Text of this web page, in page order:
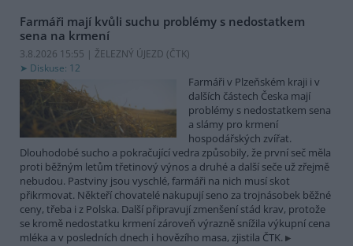
Farmáři mají kvůli suchu problémy s nedostatkem
sena na krmení
3.8.2026 15:55 | ŽELEZNÝ ÚJEZD (ČTK)
Diskuse: 12
Farmáři v Plzeňském kraji i v
dalších částech Česka mají
problémy s nedostatkem sena
a slámy pro krmení
hospodářských zvířat.
Dlouhodobé sucho a pokračující vedra způsobily, že první seč měla
proti běžným letům třetinový výnos a druhé a další seče už zřejmě
nebudou. Pastviny jsou vyschlé, farmáři na nich musí skot
přikrmovat. Někteří chovatelé nakupují seno za trojnásobek běžné
ceny, třeba i z Polska. Další připravují zmenšení stád krav, protože
se kromě nedostatku krmení zároveň výrazně snížila výkupní cena
mléka a v posledních dnech i hovězího masa, zjistila ČTK.